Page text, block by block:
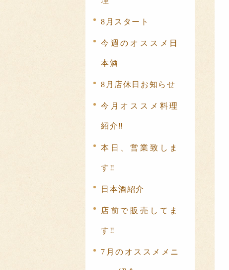
8月スタート
今週のオススメ日
本酒
8月店休日お知らせ
今月オススメ料理
紹介‼️
本日、営業致しま
す‼️
日本酒紹介
店前で販売してま
す‼️
7月のオススメメニ